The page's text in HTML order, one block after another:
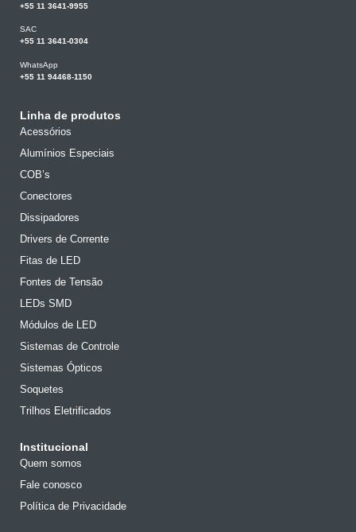
+55 11 3641-9955
SAC
+55 11 3641-0304
WhatsApp
+55 11 94468-1150
Linha de produtos
Acessórios
Alumínios Especiais
COB’s
Conectores
Dissipadores
Drivers de Corrente
Fitas de LED
Fontes de Tensão
LEDs SMD
Módulos de LED
Sistemas de Controle
Sistemas Ópticos
Soquetes
Trilhos Eletrificados
Institucional
Quem somos
Fale conosco
Política de Privacidade